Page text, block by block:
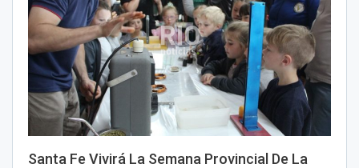
Santa Fe Vivirá La Semana Provincial De La